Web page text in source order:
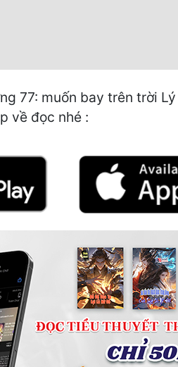
77: muốn bay trên trời
về đọc nhé :